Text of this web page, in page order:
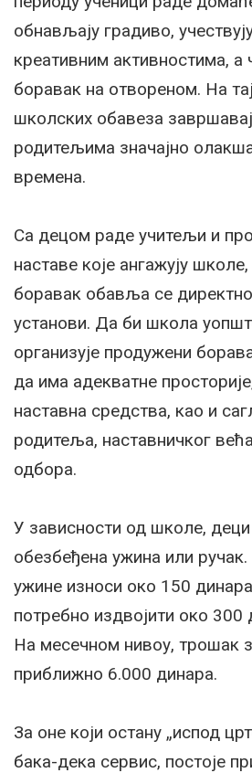
обнављају градиво,
креативним активностима, а
боравак на отвореном. На
школских обавеза
родитељима значајно
времена.
Са децом раде учитељи и
наставе које ангажују
боравак обавља се
установи. Да би школа
организује продужени
да има адекватне
наставна средства, као и
родитеља, наставничког
одбора.
У зависности од школе, деци
обезбеђена ужина или
ужине износи око 150
потребно издвојити око 300
На месечном нивоу, трошак
приближно 6.000 динара.
За оне који остану „испод
бака-дека сервис, постоје